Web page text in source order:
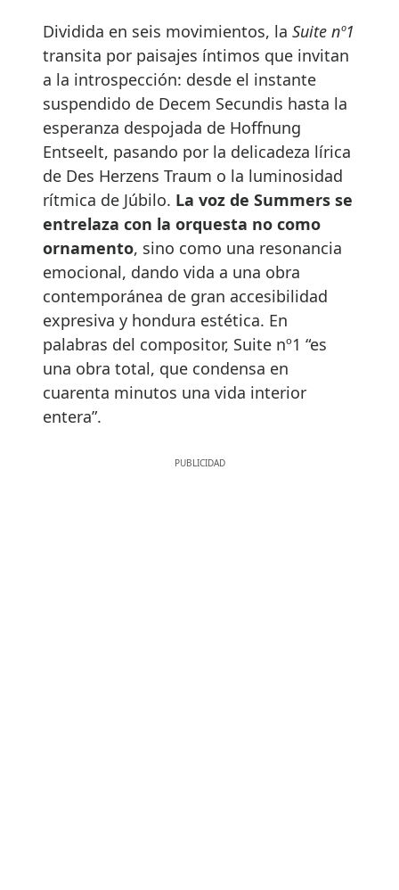
Dividida en seis movimientos, la Suite nº1
transita por paisajes íntimos que invitan
a la introspección: desde el instante
suspendido de Decem Secundis hasta la
esperanza despojada de Hoffnung
Entseelt, pasando por la delicadeza lírica
de Des Herzens Traum o la luminosidad
rítmica de Júbilo. La voz de Summers se
entrelaza con la orquesta no como
ornamento, sino como una resonancia
emocional, dando vida a una obra
contemporánea de gran accesibilidad
expresiva y hondura estética. En
palabras del compositor, Suite nº1 “es
una obra total, que condensa en
cuarenta minutos una vida interior
entera”.